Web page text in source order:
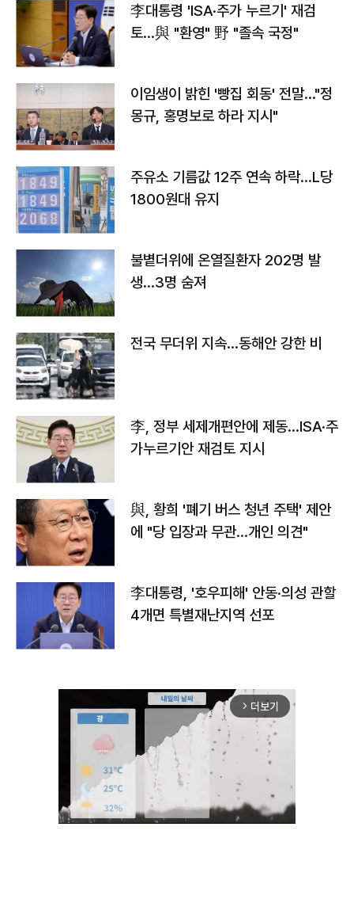
李대통령 'ISA·주가 누르기' 재검
토…與 "환영" 野 "졸속 국정"
이임생이 밝힌 '빵집 회동' 전말…"정
몽규, 홍명보로 하라 지시"
주유소 기름값 12주 연속 하락…L당
1800원대 유지
불볕더위에 온열질환자 202명 발
생…3명 숨져
전국 무더위 지속…동해안 강한 비
李, 정부 세제개편안에 제동…ISA·주
가누르기안 재검토 지시
與, 황희 '폐기 버스 청년 주택' 제안
에 "당 입장과 무관…개인 의견"
李대통령, '호우피해' 안동·의성 관할
4개면 특별재난지역 선포
arrow_forward_ios 더보기